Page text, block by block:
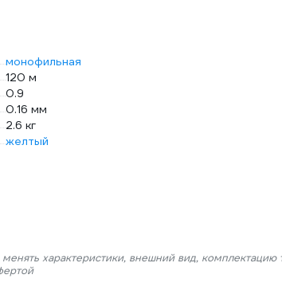
монофильная
120 м
0.9
0.16 мм
2.6 кг
желтый
характеристики, внешний вид, комплектацию